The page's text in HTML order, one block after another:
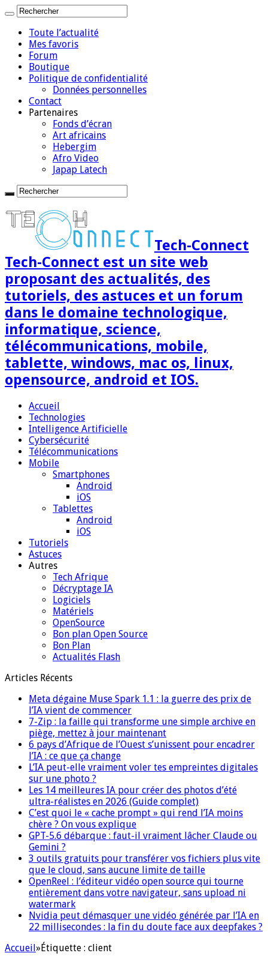
Toute l’actualité
Mes favoris
Forum
Boutique
Politique de confidentialité
Données personnelles
Contact
Partenaires
Fonds d’écran
Art africains
Hebergim
Afro Video
Japap Latech
Tech-Connect
Tech-Connect est un site web
proposant des actualités, des
tutoriels, des astuces et un forum
dans le domaine technologique,
informatique, science,
télécommunications, mobile,
tablette, windows, mac os, linux,
opensource, android et IOS.
Accueil
Technologies
Intelligence Artificielle
Cybersécurité
Télécommunications
Mobile
Smartphones
Android
iOS
Tablettes
Android
iOS
Tutoriels
Astuces
Autres
Tech Afrique
Décryptage IA
Logiciels
Matériels
OpenSource
Bon plan Open Source
Bon Plan
Actualités Flash
Articles Récents
Meta dégaine Muse Spark 1.1 : la guerre des prix de
l’IA vient de commencer
7-Zip : la faille qui transforme une simple archive en
piège, mettez à jour maintenant
6 pays d’Afrique de l’Ouest s’unissent pour encadrer
l’IA : ce que ça change
L’IA peut-elle vraiment voler tes empreintes digitales
sur une photo ?
Les 14 meilleures IA pour créer des photos d’été
ultra-réalistes en 2026 (Guide complet)
C’est quoi le « cache prompt » qui rend l’IA moins
chère ? On vous explique
GPT-5.6 débarque : faut-il vraiment lâcher Claude ou
Gemini ?
3 outils gratuits pour transférer vos fichiers plus vite
que le cloud, sans aucune limite de taille
OpenReel : l’éditeur vidéo open source qui tourne
entièrement dans votre navigateur, sans upload ni
watermark
Nvidia peut démasquer une vidéo générée par l’IA en
22 millisecondes : la fin du doute face aux deepfakes ?
Accueil»Étiquette : client